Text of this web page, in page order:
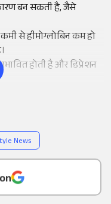
बन सकती है, जैसे
से हीमोग्लोबिन कम हो
होती है और डिप्रेशन
News